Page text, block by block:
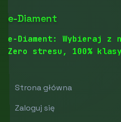
e-Diament
e-Diament: Wybieraj z
Zero stresu, 100%
Strona główna
Zaloguj się